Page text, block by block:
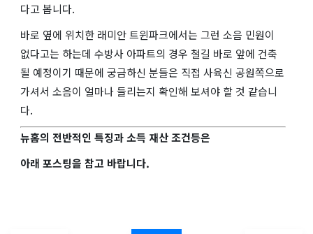
다고 봅니다.
바로 옆에 위치한 래미안 트윈파크에서는 그런 소음 민원이
없다고는 하는데 수방사 아파트의 경우 철길 바로 앞에 건축
될 예정이기 때문에 궁금하신 분들은 직접 사육신 공원쪽으로
가셔서 소음이 얼마나 들리는지 확인해 보셔야 할 것 같습니
다.
뉴홈의 전반적인 특징과 소득 재산 조건등은
아래 포스팅을 참고 바랍니다.